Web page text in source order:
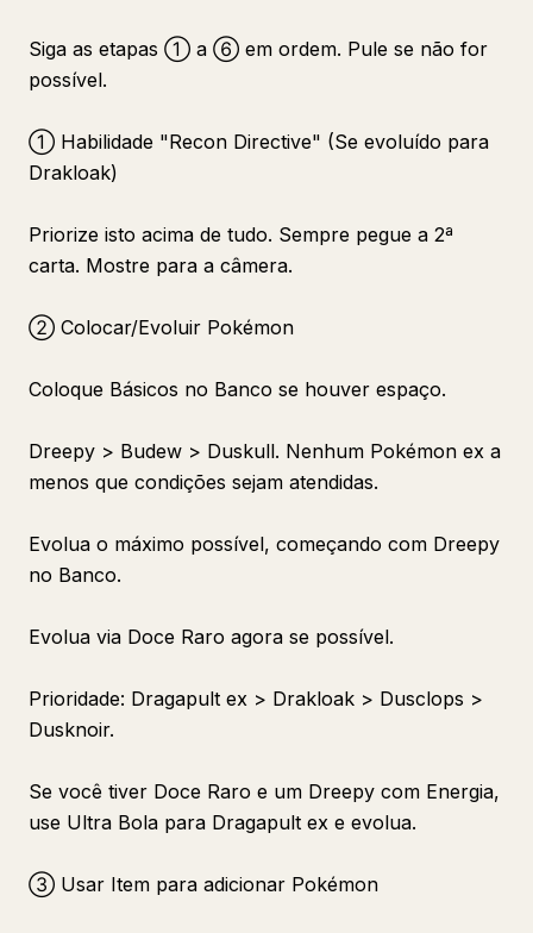
Siga as etapas ① a ⑥ em ordem. Pule se não for
possível.
① Habilidade "Recon Directive" (Se evoluído para
Drakloak)
Priorize isto acima de tudo. Sempre pegue a 2ª
carta. Mostre para a câmera.
② Colocar/Evoluir Pokémon
Coloque Básicos no Banco se houver espaço.
Dreepy > Budew > Duskull. Nenhum Pokémon ex a
menos que condições sejam atendidas.
Evolua o máximo possível, começando com Dreepy
no Banco.
Evolua via Doce Raro agora se possível.
Prioridade: Dragapult ex > Drakloak > Dusclops >
Dusknoir.
Se você tiver Doce Raro e um Dreepy com Energia,
use Ultra Bola para Dragapult ex e evolua.
③ Usar Item para adicionar Pokémon